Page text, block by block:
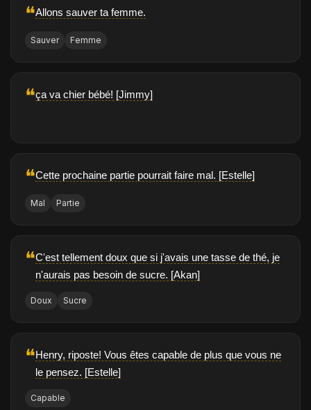
❝Allons sauver ta femme.
Sauver Femme
❝ça va chier bébé! [Jimmy]
❝Cette prochaine partie pourrait faire mal. [Estelle]
Mal Partie
❝C'est tellement doux que si j'avais une tasse de thé, je
n'aurais pas besoin de sucre. [Akan]
Doux Sucre
❝Henry, riposte! Vous êtes capable de plus que vous ne
le pensez. [Estelle]
Capable